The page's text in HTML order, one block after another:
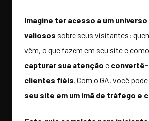
Imagine ter acesso a um universo
valiosos sobre seus visitantes:
vêm, o que fazem em seu site e
capturar sua atenção e
clientes fiéis. Com o GA, você pode
seu site em um ímã de tráfego e